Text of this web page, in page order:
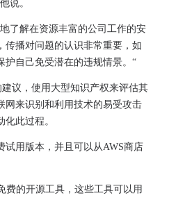
说。
了解在资源丰富的公司工作的安
传播对问题的认识非常重要，如
护自己免受潜在的违规情景。“
建议，使用大型知识产权来评估其
网来识别和利用技术的易受攻击
此过程。
试用版本，并且可以从AWS商店
费的开源工具，这些工具可以用